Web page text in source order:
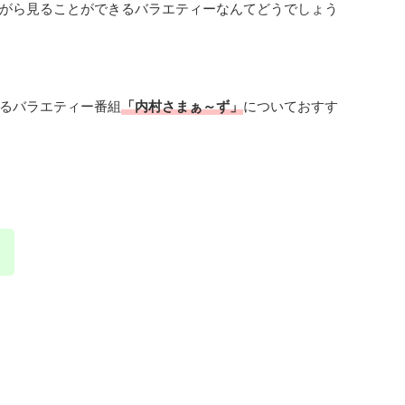
ら見ることができるバラエティーなんてどうでしょう
バラエティー番組「内村さまぁ～ず」についておすす